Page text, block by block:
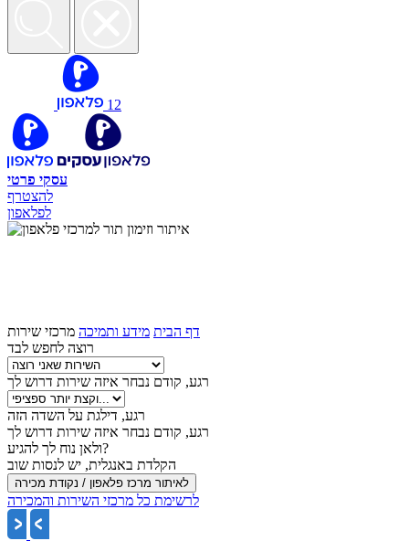
12
עסקי פרטי
להצטרף
לפלאפון
דף הבית מידע ותמיכה מרכזי שירות
רוצה לחפש לבד
רגע, קודם נבחר איזה שירות דרוש לך
רגע, דילגת על השדה הזה
רגע, קודם נבחר איזה שירות דרוש לך
ולאן נוח לך להגיע?
הקלדת באנגלית, יש לנסות שוב
לאיתור מרכז פלאפון / נקודת מכירה
לרשימת כל מרכזי השירות והמכירה